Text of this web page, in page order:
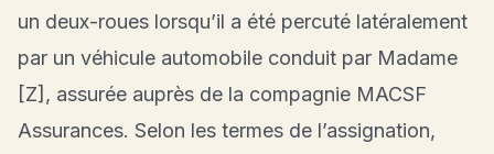
un deux-roues lorsqu’il a été percuté latéralement
par un véhicule automobile conduit par Madame
[Z], assurée auprès de la compagnie MACSF
Assurances. Selon les termes de l’assignation,